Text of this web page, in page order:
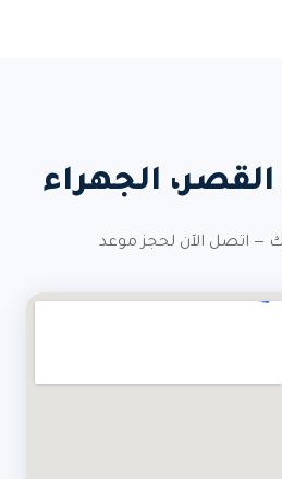
الجهراء
— اتصل الآن لحجز موعد